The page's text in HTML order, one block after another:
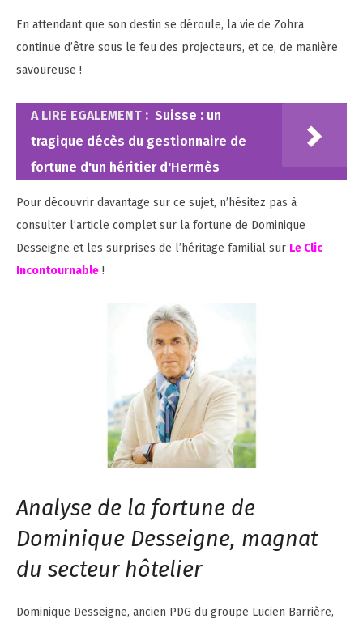
En attendant que son destin se déroule, la vie de Zohra
continue d’être sous le feu des projecteurs, et ce, de manière
savoureuse !
A LIRE EGALEMENT : Suisse : un
tragique décès du gestionnaire de
fortune d'un héritier d'Hermès
Pour découvrir davantage sur ce sujet, n’hésitez pas à
consulter l’article complet sur la fortune de Dominique
Desseigne et les surprises de l’héritage familial sur Le Clic
Incontournable !
Analyse de la fortune de
Dominique Desseigne, magnat
du secteur hôtelier
Dominique Desseigne, ancien PDG du groupe Lucien Barrière,